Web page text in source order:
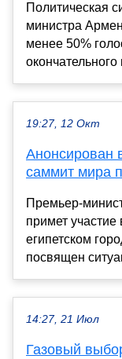
Политическая
министра
менее 50%
19:27, 12 Окт
Анонсирован
саммит мира
Премьер-
примет участие
египетском
посвящен
14:27, 21 Июл
Газовый